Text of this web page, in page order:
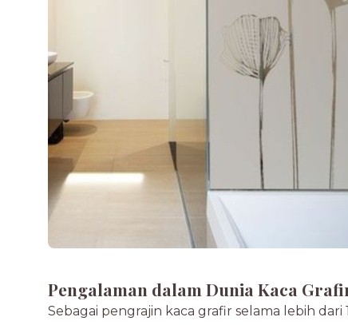
Pengalaman dalam Dunia Kaca
Sebagai pengrajin kaca grafir selama lebih